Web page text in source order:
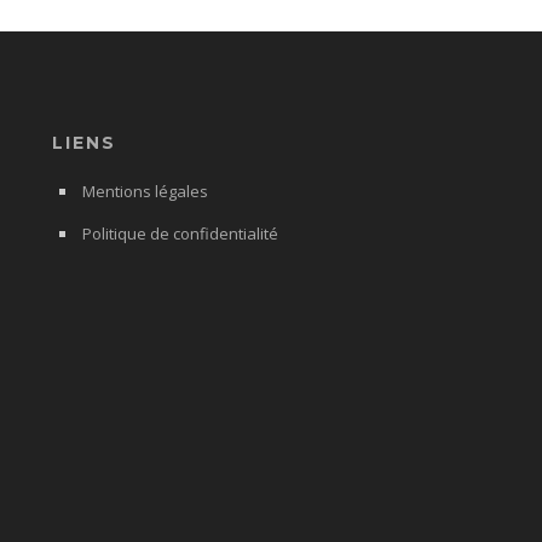
LIENS
Mentions légales
Politique de confidentialité